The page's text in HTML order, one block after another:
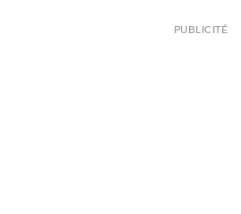
PUBLICITÉ